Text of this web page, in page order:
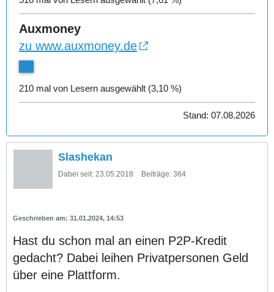
Auxmoney
zu www.auxmoney.de
210 mal von Lesern ausgewählt (3,10 %)
Stand: 07.08.2026
Slashekan
Dabei seit: 23.05.2018 Beiträge: 364
31.01.2024, 14:53
Hast du schon mal an einen P2P-Kredit
gedacht? Dabei leihen Privatpersonen Geld
über eine Plattform.